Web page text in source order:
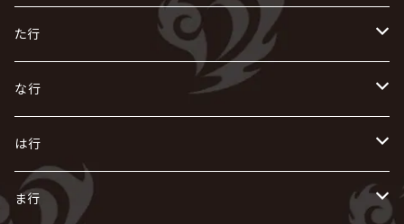
AIOLIN
ACME / アクメ
IKUO
exist†trace
Initial'L
う
VIRGE / ヴァージュ
Waive
Versailles
え
ACE OF SPADES
X JAPAN
お
AURORIZE
怪人二十面奏
Kαin
GACKT
き
KISAKI
キズ
KiD
く
Crack6
グラビティ
け
[ kei ] / 圭
こ
さ
ザアザア
The THIRTEEN
Psycho le Cému
し
Zeke Deux
Z CLEAR
す
Z CLEAR
せ
た行
た
DASEIN
DAIGO
ち
CHAQLA.
つ
な行
な
NIGHTMARE
に
は行
は
ま行